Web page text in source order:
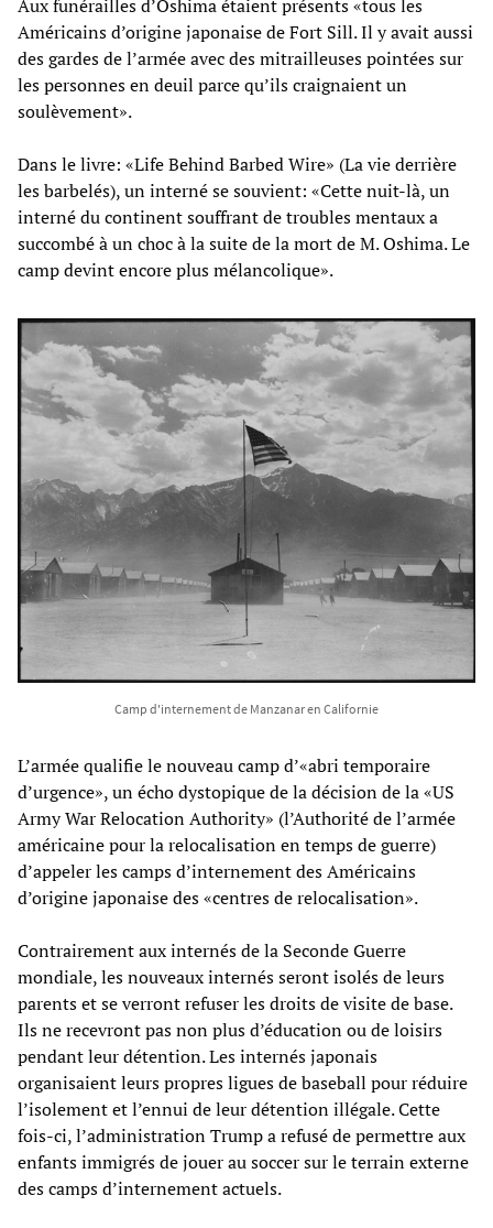
Aux funérailles d’Oshima étaient présents «tous les
Américains d’origine japonaise de Fort Sill. Il y avait aussi
des gardes de l’armée avec des mitrailleuses pointées sur
les personnes en deuil parce qu’ils craignaient un
soulèvement».
Dans le livre: «Life Behind Barbed Wire» (La vie derrière
les barbelés), un interné se souvient: «Cette nuit-là, un
interné du continent souffrant de troubles mentaux a
succombé à un choc à la suite de la mort de M. Oshima. Le
camp devint encore plus mélancolique».
Camp d'internement de Manzanar en Californie
L’armée qualifie le nouveau camp d’«abri temporaire
d’urgence», un écho dystopique de la décision de la «US
Army War Relocation Authority» (l’Authorité de l’armée
américaine pour la relocalisation en temps de guerre)
d’appeler les camps d’internement des Américains
d’origine japonaise des «centres de relocalisation».
Contrairement aux internés de la Seconde Guerre
mondiale, les nouveaux internés seront isolés de leurs
parents et se verront refuser les droits de visite de base.
Ils ne recevront pas non plus d’éducation ou de loisirs
pendant leur détention. Les internés japonais
organisaient leurs propres ligues de baseball pour réduire
l’isolement et l’ennui de leur détention illégale. Cette
fois-ci, l’administration Trump a refusé de permettre aux
enfants immigrés de jouer au soccer sur le terrain externe
des camps d’internement actuels.